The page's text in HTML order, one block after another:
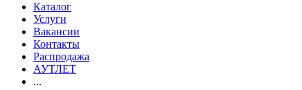
Каталог
Услуги
Вакансии
Контакты
Распродажа
АУТЛЕТ
...